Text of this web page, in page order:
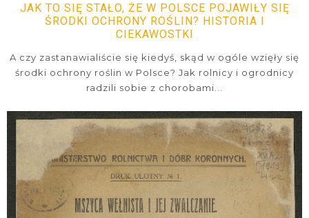
JAK TO SIĘ STAŁO, ŻE W POLSCE POJAWIŁY SIĘ
ŚRODKI OCHRONY ROŚLIN? HISTORIA I
CIEKAWOSTKI
A czy zastanawialiście się kiedyś, skąd w ogóle wzięły się
środki ochrony roślin w Polsce? Jak rolnicy i ogrodnicy
radzili sobie z chorobami...